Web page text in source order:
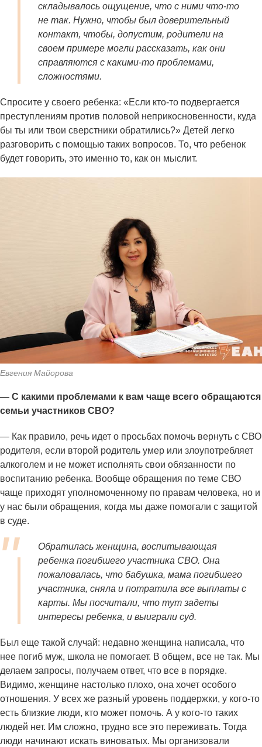
складывалось ощущение, что с ними что-то
не так. Нужно, чтобы был доверительный
контакт, чтобы, допустим, родители на
своем примере могли рассказать, как они
справляются с какими-то проблемами,
сложностями.
Спросите у своего ребенка: «Если кто-то подвергается
преступлениям против половой неприкосновенности, куда
бы ты или твои сверстники обратились?» Детей легко
разговорить с помощью таких вопросов. То, что ребенок
будет говорить, это именно то, как он мыслит.
Евгения Майорова
— С какими проблемами к вам чаще всего обращаются
семьи участников СВО?
— Как правило, речь идет о просьбах помочь вернуть с СВО
родителя, если второй родитель умер или злоупотребляет
алкоголем и не может исполнять свои обязанности по
воспитанию ребенка. Вообще обращения по теме СВО
чаще приходят уполномоченному по правам человека, но и
у нас были обращения, когда мы даже помогали с защитой
в суде.
Обратилась женщина, воспитывающая
ребенка погибшего участника СВО. Она
пожаловалась, что бабушка, мама погибшего
участника, сняла и потратила все выплаты с
карты. Мы посчитали, что тут задеты
интересы ребенка, и выиграли суд.
Был еще такой случай: недавно женщина написала, что
нее погиб муж, школа не помогает. В общем, все не так. Мы
делаем запросы, получаем ответ, что все в порядке.
Видимо, женщине настолько плохо, она хочет особого
отношения. У всех же разный уровень поддержки, у кого-то
есть близкие люди, кто может помочь. А у кого-то таких
людей нет. Им сложно, трудно все это переживать. Тогда
люди начинают искать виноватых. Мы организовали